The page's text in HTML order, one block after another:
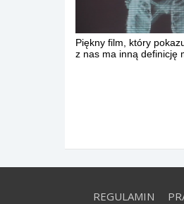
Piękny film, który
z nas ma inną definicję
REGULAMIN